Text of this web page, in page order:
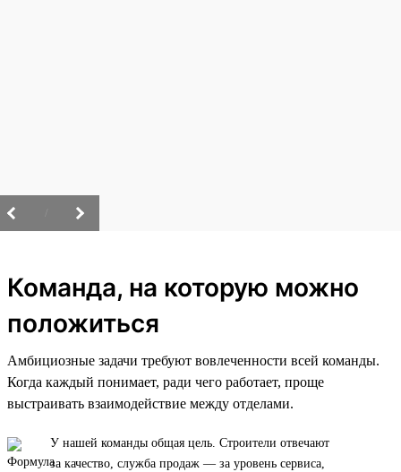
Команда, на которую можно
положиться
Амбициозные задачи требуют вовлеченности всей команды.
Когда каждый понимает, ради чего работает, проще
выстраивать взаимодействие между отделами.
У нашей команды общая цель. Строители отвечают
за качество, служба продаж — за уровень сервиса,